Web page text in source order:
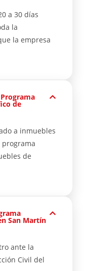
a 30 días
la
la empresa
de
a inmuebles
programa
de
San Martín
ante la
Civil del